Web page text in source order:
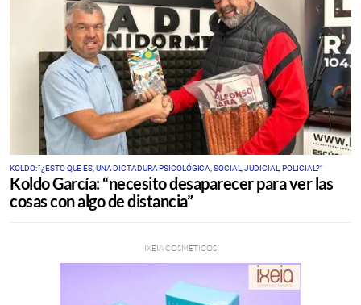
KOLDO: “¿ESTO QUE ES, UNA DICTADURA PSICOLÓGICA, SOCIAL, JUDICIAL, POLICIAL?”
Koldo García: “necesito desaparecer para ver las
cosas con algo de distancia”